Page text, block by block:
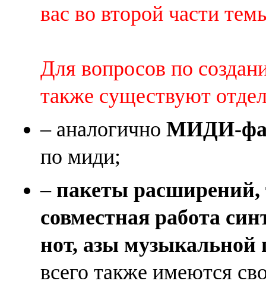
вас во второй части
Для вопросов по
также существуют
– аналогично МИДИ-
по миди;
– пакеты
совместная работа
нот, азы музыкальной
всего также имеются